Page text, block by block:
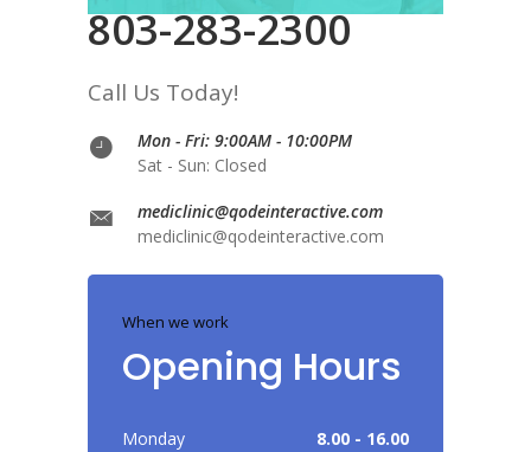
803-283-2300
Call Us Today!
Mon - Fri: 9:00AM - 10:00PM
Sat - Sun: Closed
mediclinic@qodeinteractive.com
mediclinic@qodeinteractive.com
When we work
Opening Hours
Monday 8.00 - 16.00